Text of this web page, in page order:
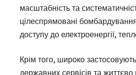
масштабність та
цілеспрямовані
доступу до електроенергії,
Крім того, широко
державних сервісів та